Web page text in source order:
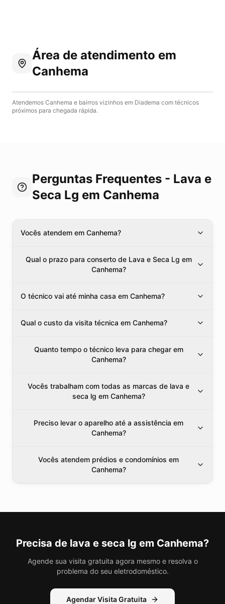
Área de atendimento em
Canhema
Atendemos Canhema e bairros vizinhos em Diadema com técnicos
próximos para chegada rápida.
Perguntas Frequentes - Lava e
Seca Lg em Canhema
Vocês atendem em Canhema?
Qual o prazo para conserto de Lava e Seca Lg em
Canhema?
O técnico vai até minha casa em Canhema?
Qual o custo da visita técnica em Canhema?
Quanto tempo o técnico leva para chegar em
Canhema?
Vocês trabalham com todas as marcas de lava e
seca lg em Canhema?
Preciso levar o aparelho até a assistência em
Canhema?
Vocês atendem prédios e condomínios em
Canhema?
Precisa de lava e seca lg em Canhema?
Agende sua visita gratuita agora mesmo e resolva o
problema do seu eletrodoméstico.
Agendar Visita Gratuita